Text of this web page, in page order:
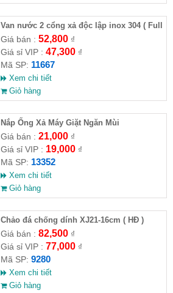
Van nước 2 cổng xả độc lập inox 304 ( Full
VAT )
Giá bán : 52,800₫
Giá sỉ VIP : 47,300₫
Mã SP: 11667
Xem chi tiết
Giỏ hàng
Nắp Ống Xả Máy Giặt Ngăn Mùi
Giá bán : 21,000₫
Giá sỉ VIP : 19,000₫
Mã SP: 13352
Xem chi tiết
Giỏ hàng
Chảo đá chống dính XJ21-16cm ( HĐ )
Giá bán : 82,500₫
Giá sỉ VIP : 77,000₫
Mã SP: 9280
Xem chi tiết
Giỏ hàng